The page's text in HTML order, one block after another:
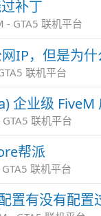
补丁
- GTA5 联机平台
IP，但是为
联机平台
企业级 FiveM
联机平台
帮派
联机平台
置有没有配置